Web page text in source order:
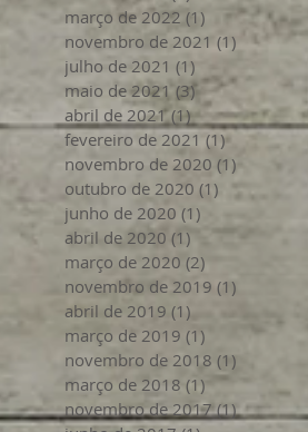
março de 2022 (1) 1 post
novembro de 2021 (1) 1 post
julho de 2021 (1)
maio de 2021 (3) 3 posts
abril de 2021 (1)1 post
fevereiro de 2021 (1)1 post
novembro de 2020 (1)
outubro de 2020 (1) 1 post
junho de 2020 (1) 1 post
abril de 2020 (1) 1 post
março de 2020 (2)
novembro de 2019 (1)
abril de 2019 (1)
março de 2019 (1) 1 post
novembro de 2018 (1)
março de 2018 (1) 1 post
novembro de 2017 (1)1 post